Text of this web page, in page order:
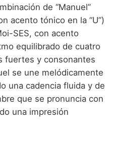
de “Manuel”
acento tónico en la “U”)
SES, con acento
equilibrado de cuatro
fuertes y consonantes
se une melódicamente
una cadencia fluida y de
que se pronuncia con
una impresión